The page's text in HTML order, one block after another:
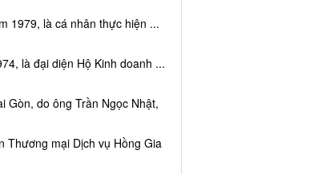
1979, là cá nhân thực hiện ...
là đại diện Hộ Kinh doanh ...
Gòn, do ông Trần Ngọc Nhật,
Thương mại Dịch vụ Hồng Gia